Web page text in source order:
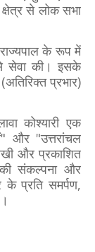
से लोक सभा
के रूप में
सेवा की। इसके
प्रभार)
कोश्यारी एक
और "उत्तरांचल
और प्रकाशित
संकल्‍पना और
के प्रति समर्पण,